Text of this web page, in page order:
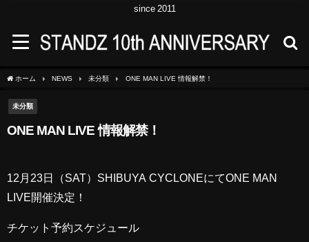
since 2011
ホーム NEWS 未分類 ONE MAN LIVE 情報解禁！
未分類
ONE MAN LIVE 情報解禁！
12月23日（SAT）SHIBUYA CYCLONEにてONE MAN
LIVE開催決定！
チケット予約スケジュール